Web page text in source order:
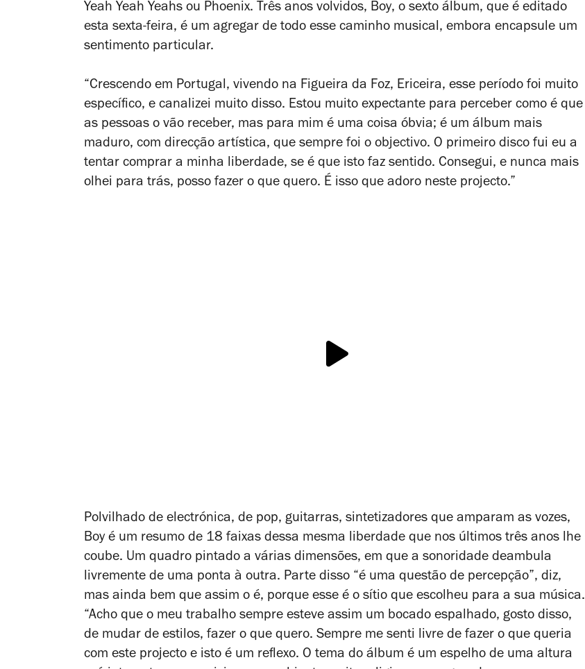
Yeah Yeah Yeahs ou Phoenix. Três anos volvidos, Boy, o sexto álbum, que é editado
esta sexta-feira, é um agregar de todo esse caminho musical, embora encapsule um
sentimento particular.
“Crescendo em Portugal, vivendo na Figueira da Foz, Ericeira, esse período foi muito
específico, e canalizei muito disso. Estou muito expectante para perceber como é que
as pessoas o vão receber, mas para mim é uma coisa óbvia; é um álbum mais
maduro, com direcção artística, que sempre foi o objectivo. O primeiro disco fui eu a
tentar comprar a minha liberdade, se é que isto faz sentido. Consegui, e nunca mais
olhei para trás, posso fazer o que quero. É isso que adoro neste projecto.”
Polvilhado de electrónica, de pop, guitarras, sintetizadores que amparam as vozes,
Boyé um resumo de 18 faixas dessa mesma liberdade que nos últimos três anos lhe
coube. Um quadro pintado a várias dimensões, em que a sonoridade deambula
livremente de uma ponta à outra. Parte disso “é uma questão de percepção”, diz,
mas ainda bem que assim o é, porque esse é o sítio que escolheu para a sua música.
“Acho que o meu trabalho sempre esteve assim um bocado espalhado, gosto disso,
de mudar de estilos, fazer o que quero. Sempre me senti livre de fazer o que queria
com este projecto e isto é um reflexo. O tema do álbum é um espelho de uma altura